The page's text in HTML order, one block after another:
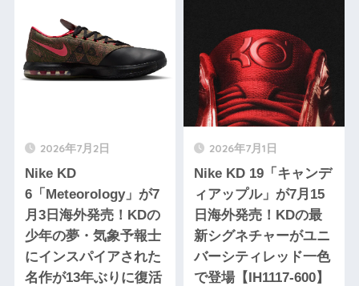
2026年7月2日
Nike KD
6「Meteorology」が7
月3日海外発売！KDの
少年の夢・気象予報士
にインスパイアされた
名作が13年ぶりに復活
2026年7月1日
Nike KD 19「キャンデ
ィアップル」が7月15
日海外発売！KDの最
新シグネチャーがユニ
バーシティレッド一色
で登場【IH1117-600】